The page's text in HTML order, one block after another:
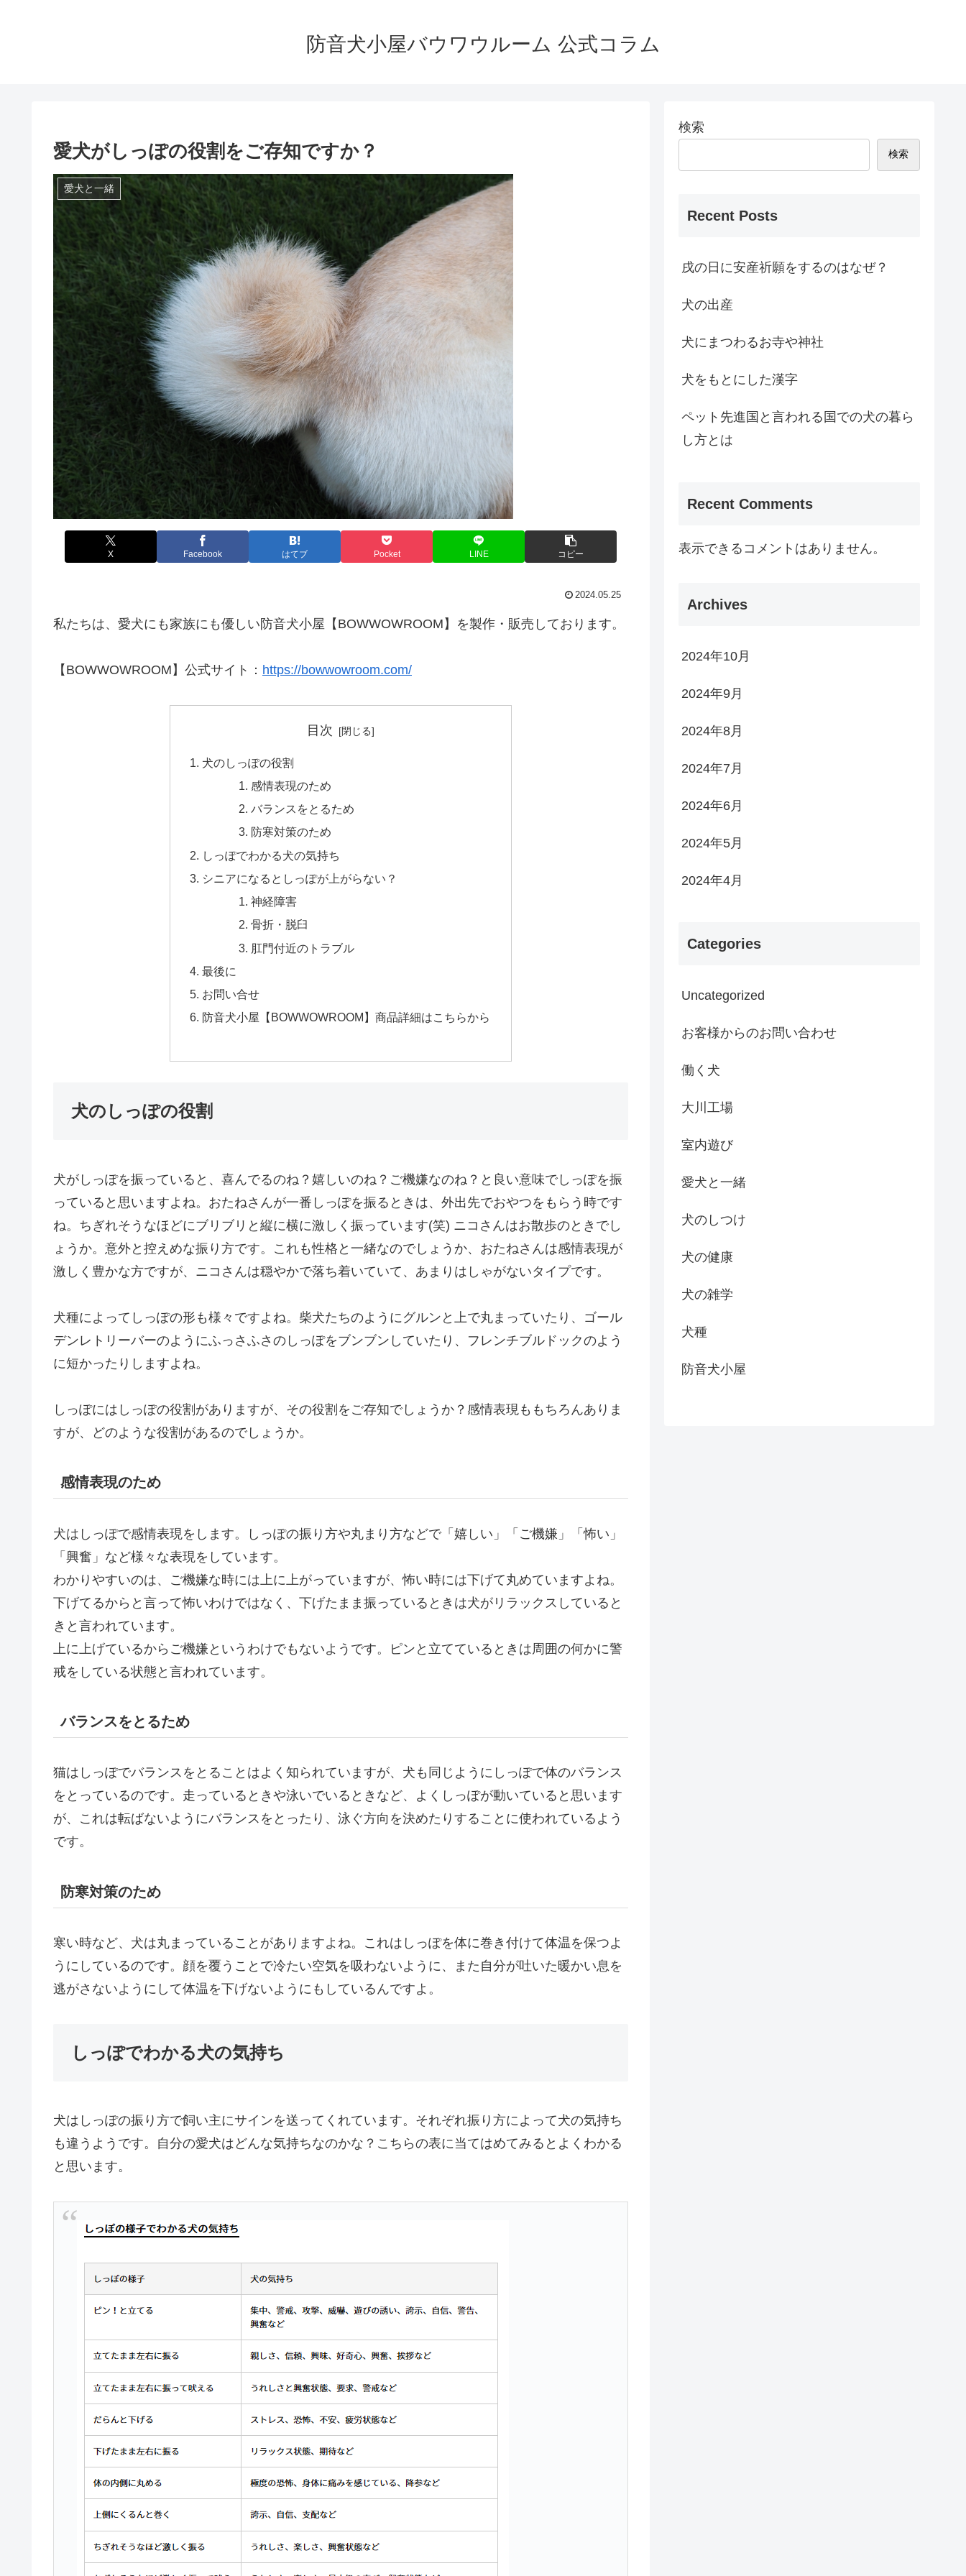
防音犬小屋バウワウルーム 公式コラム
愛犬がしっぽの役割をご存知ですか？
愛犬と一緒
X Facebook はてブ Pocket LINE コピー
2024.05.25
私たちは、愛犬にも家族にも優しい防音犬小屋【BOWWOWROOM】を製作・販売しております。
【BOWWOWROOM】公式サイト： https://bowwowroom.com/
目次
犬のしっぽの役割
感情表現のため
バランスをとるため
防寒対策のため
しっぽでわかる犬の気持ち
シニアになるとしっぽが上がらない？
神経障害
骨折・脱臼
肛門付近のトラブル
最後に
お問い合せ
防音犬小屋【BOWWOWROOM】商品詳細はこちらから
犬のしっぽの役割
犬がしっぽを振っていると、喜んでるのね？嬉しいのね？ご機嫌なのね？と良い意味でしっぽを振
っていると思いますよね。おたねさんが一番しっぽを振るときは、外出先でおやつをもらう時です
ね。ちぎれそうなほどにブリブリと縦に横に激しく振っています(笑) ニコさんはお散歩のときでし
ょうか。意外と控えめな振り方です。これも性格と一緒なのでしょうか、おたねさんは感情表現が
激しく豊かな方ですが、ニコさんは穏やかで落ち着いていて、あまりはしゃがないタイプです。
犬種によってしっぽの形も様々ですよね。柴犬たちのようにグルンと上で丸まっていたり、ゴール
デンレトリーバーのようにふっさふさのしっぽをブンブンしていたり、フレンチブルドックのよう
に短かったりしますよね。
しっぽにはしっぽの役割がありますが、その役割をご存知でしょうか？感情表現ももちろんありま
すが、どのような役割があるのでしょうか。
感情表現のため
犬はしっぽで感情表現をします。しっぽの振り方や丸まり方などで「嬉しい」「ご機嫌」「怖い」
「興奮」など様々な表現をしています。
わかりやすいのは、ご機嫌な時には上に上がっていますが、怖い時には下げて丸めていますよね。
下げてるからと言って怖いわけではなく、下げたまま振っているときは犬がリラックスしていると
きと言われています。
上に上げているからご機嫌というわけでもないようです。ピンと立てているときは周囲の何かに警
戒をしている状態と言われています。
バランスをとるため
猫はしっぽでバランスをとることはよく知られていますが、犬も同じようにしっぽで体のバランス
をとっているのです。走っているときや泳いでいるときなど、よくしっぽが動いていると思います
が、これは転ばないようにバランスをとったり、泳ぐ方向を決めたりすることに使われているよう
です。
防寒対策のため
寒い時など、犬は丸まっていることがありますよね。これはしっぽを体に巻き付けて体温を保つよ
うにしているのです。顔を覆うことで冷たい空気を吸わないように、また自分が吐いた暖かい息を
逃がさないようにして体温を下げないようにもしているんですよ。
しっぽでわかる犬の気持ち
犬はしっぽの振り方で飼い主にサインを送ってくれています。それぞれ振り方によって犬の気持ち
も違うようです。自分の愛犬はどんな気持ちなのかな？こちらの表に当てはめてみるとよくわかる
と思います。
検索
検索
Recent Posts
戌の日に安産祈願をするのはなぜ？
犬の出産
犬にまつわるお寺や神社
犬をもとにした漢字
ペット先進国と言われる国での犬の暮ら
し方とは
Recent Comments
表示できるコメントはありません。
Archives
2024年10月
2024年9月
2024年8月
2024年7月
2024年6月
2024年5月
2024年4月
Categories
Uncategorized
お客様からのお問い合わせ
働く犬
大川工場
室内遊び
愛犬と一緒
犬のしつけ
犬の健康
犬の雑学
犬種
防音犬小屋